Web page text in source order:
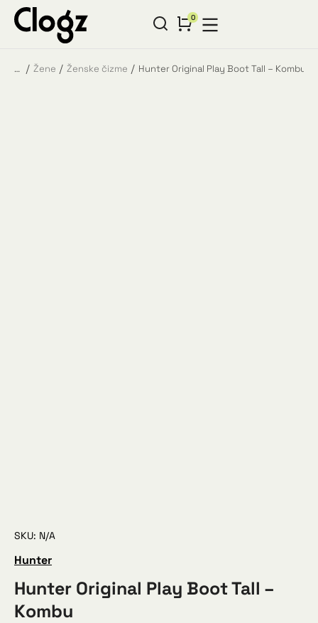
You are here:
Žene Ženske čizme Hunter Original Play Boot Tall – Kombu
SKU: N/A
Hunter
Hunter Original Play Boot Tall –
Kombu